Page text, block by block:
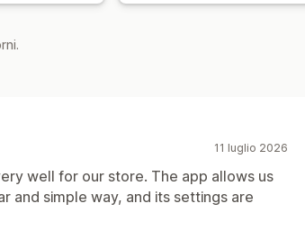
11 luglio 2026
well for our store. The app allows us
and simple way, and its settings are